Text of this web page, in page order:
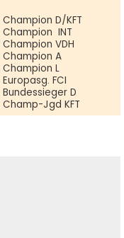
Champion D/KFT
Champion INT
Champion VDH
Champion A
Champion L
Europasg. FCI
Bundessieger D
Champ-Jgd KFT